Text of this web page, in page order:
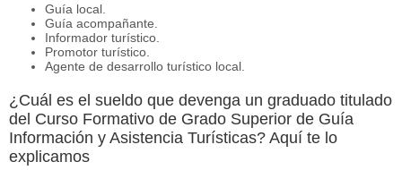
Guía local.
Guía acompañante.
Informador turístico.
Promotor turístico.
Agente de desarrollo turístico local.
¿Cuál es el sueldo que devenga un graduado titulado
del Curso Formativo de Grado Superior de Guía
Información y Asistencia Turísticas? Aquí te lo
explicamos